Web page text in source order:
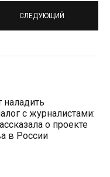
СЛЕДУЮЩИЙ
наладить
с журналистами:
о проекте
в России